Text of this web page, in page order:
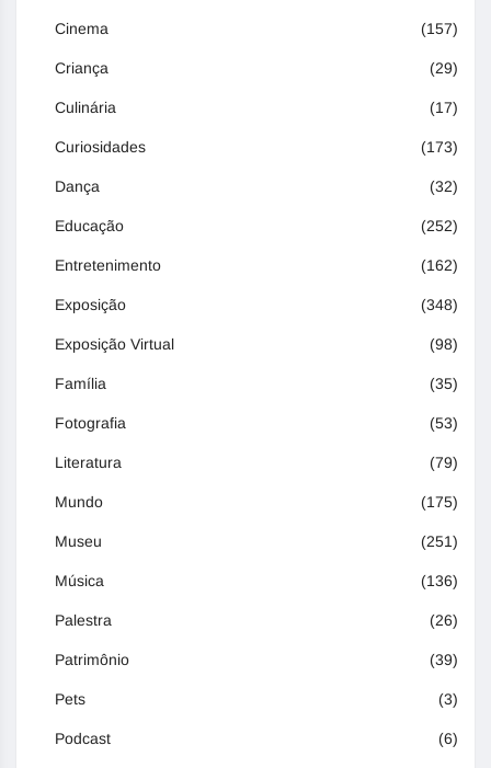
Cinema (157)
Criança (29)
Culinária (17)
Curiosidades (173)
Dança (32)
Educação (252)
Entretenimento (162)
Exposição (348)
Exposição Virtual (98)
Família (35)
Fotografia (53)
Literatura (79)
Mundo (175)
Museu (251)
Música (136)
Palestra (26)
Patrimônio (39)
Pets (3)
Podcast (6)